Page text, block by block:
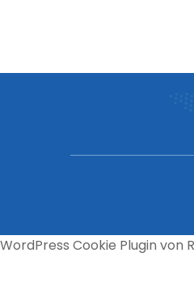
WordPress Cookie Plugin von